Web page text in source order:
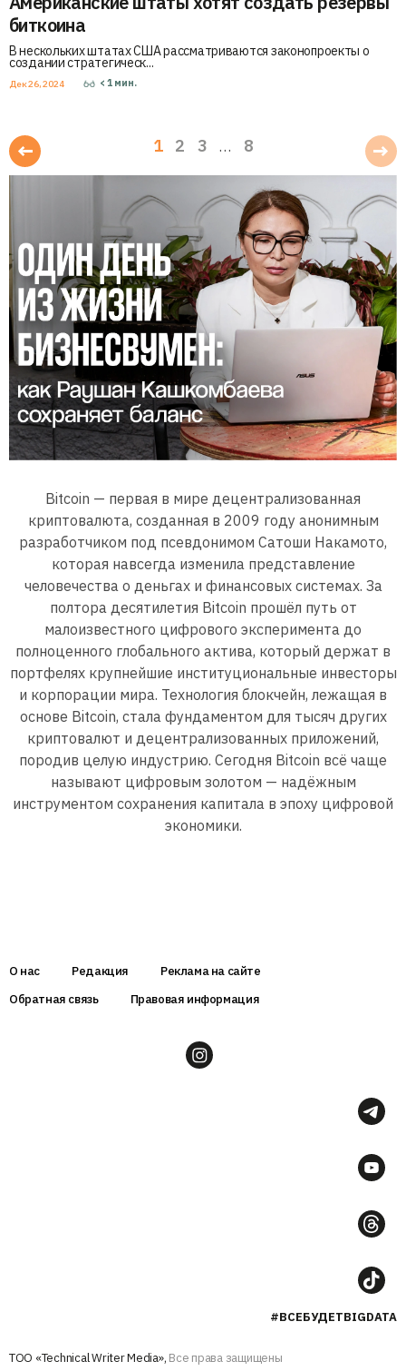
биткоина
В нескольких штатах США рассматриваются законопроекты о
создании стратегическ...
Дек 26, 2024 < 1 мин.
1 2 3 … 8
Bitcoin — первая в мире децентрализованная
криптовалюта, созданная в 2009 году анонимным
разработчиком под псевдонимом Сатоши Накамото,
которая навсегда изменила представление
человечества о деньгах и финансовых системах. За
полтора десятилетия Bitcoin прошёл путь от
малоизвестного цифрового эксперимента до
полноценного глобального актива, который держат в
портфелях крупнейшие институциональные инвесторы
и корпорации мира. Технология блокчейн, лежащая в
основе Bitcoin, стала фундаментом для тысяч других
криптовалют и децентрализованных приложений,
породив целую индустрию. Сегодня Bitcoin всё чаще
называют цифровым золотом — надёжным
инструментом сохранения капитала в эпоху цифровой
экономики.
О нас Редакция
Реклама на сайте
Обратная связь
Правовая информация
#ВСЕБУДЕТBIGDATA
ТОО «Technical Writer Media», Все права защищены